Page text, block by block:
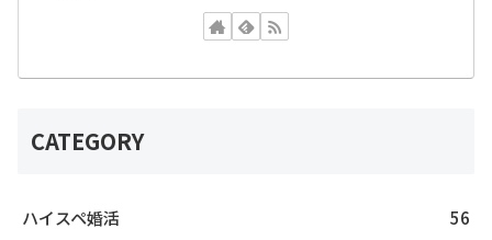
CATEGORY
ハイスペ婚活 56